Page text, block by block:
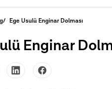
/ Ege Usulü Enginar Dolması
Enginar